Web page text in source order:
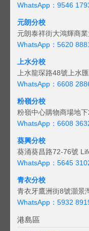
WhatsApp：9546
元朗分校
元朗泰祥街大鴻輝商
WhatsApp：5620
上水分校
上水龍琛路48號上水
WhatsApp：6608
粉嶺分校
粉嶺中心購物商場地
WhatsApp：6608
葵興分校
葵涌葵昌路72-76號
WhatsApp：5645
青衣分校
青衣牙鷹洲街8號灝景
WhatsApp：5932
港島區